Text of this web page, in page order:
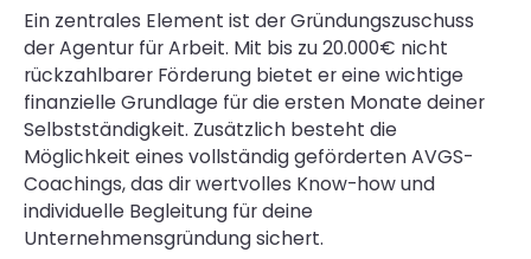
Ein zentrales Element ist der Gründungszuschuss
der Agentur für Arbeit. Mit bis zu 20.000€ nicht
rückzahlbarer Förderung bietet er eine wichtige
finanzielle Grundlage für die ersten Monate deiner
Selbstständigkeit. Zusätzlich besteht die
Möglichkeit eines vollständig geförderten AVGS-
Coachings, das dir wertvolles Know-how und
individuelle Begleitung für deine
Unternehmensgründung sichert.